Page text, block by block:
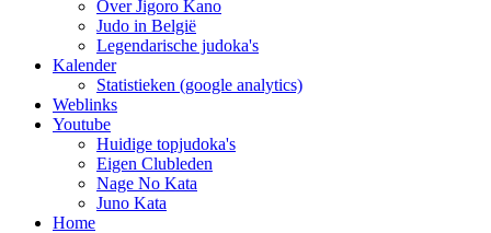
Over Jigoro Kano
Judo in België
Legendarische judoka's
Kalender
Statistieken (google analytics)
Weblinks
Youtube
Huidige topjudoka's
Eigen Clubleden
Nage No Kata
Juno Kata
Home